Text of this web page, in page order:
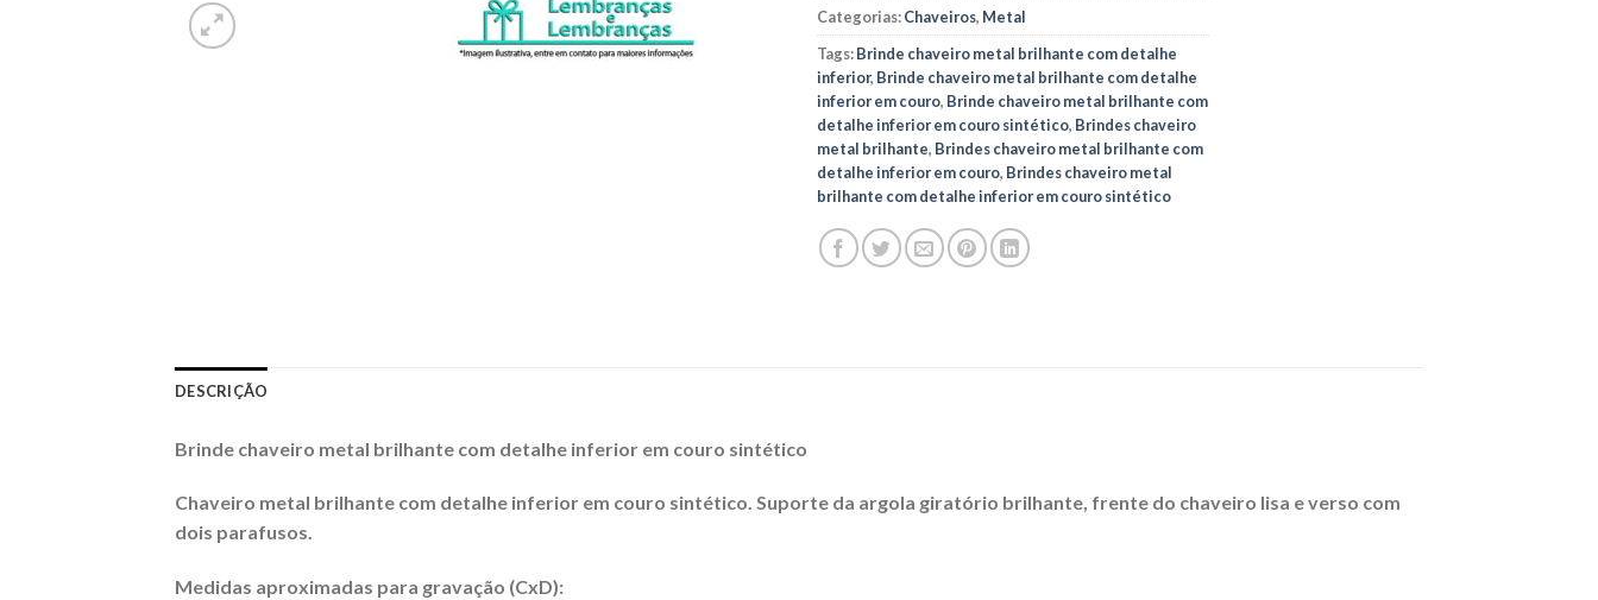
Categorias:Chaveiros, Metal
Tags:Brinde chaveiro metal brilhante com detalhe
inferior, Brinde chaveiro metal brilhante com detalhe
inferior em couro, Brinde chaveiro metal brilhante com
detalhe inferior em couro sintético, Brindes chaveiro
metal brilhante, Brindes chaveiro metal brilhante com
detalhe inferior em couro, Brindes chaveiro metal
brilhante com detalhe inferior em couro sintético
DESCRIÇÃO
Brinde chaveiro metal brilhante com detalhe inferior em couro sintético
Chaveiro metal brilhante com detalhe inferior em couro sintético. Suporte da argola giratório brilhante, frente do chaveiro lisa e verso com
dois parafusos.
Medidas aproximadas para gravação (CxD):